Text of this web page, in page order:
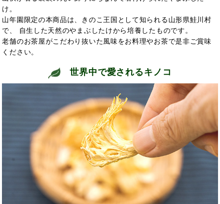
け。
山年園限定の本商品は、きのこ王国として知られる山形県鮭川村
で、 自生した天然のやまぶしたけから培養したものです。
老舗のお茶屋がこだわり抜いた風味をお料理やお茶で是非ご賞味
ください。
世界中で愛されるキノコ